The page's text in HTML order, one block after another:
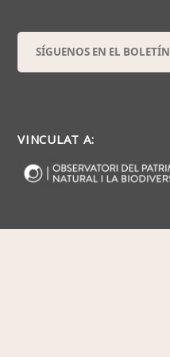
SÍGUENOS EN EL BOLETÍN
VINCULAT A: